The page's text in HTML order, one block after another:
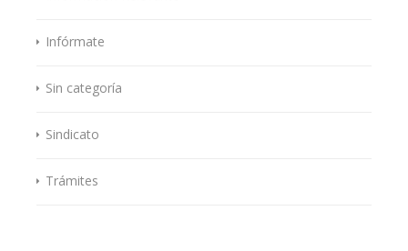
Infórmate
Sin categoría
Sindicato
Trámites